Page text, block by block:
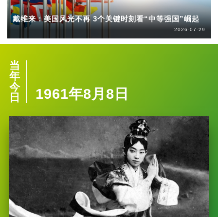
戴维来：美国风光不再 3个关键时刻看“中等强国”崛起
2026-07-29
当
年
今
日
1961年8月8日